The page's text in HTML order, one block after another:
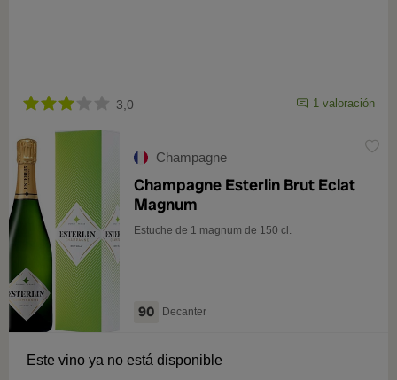
3,0 1 valoración
Champagne
Champagne Esterlin Brut Eclat
Magnum
Estuche de 1 magnum de 150 cl.
90 Decanter
Este vino ya no está disponible